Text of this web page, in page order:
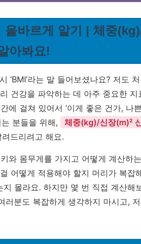
올바르게 알기 | 체중
아봐요!
‘BMI’라는 말 들어보셨나요? 저도
건강을 파악하는 데 아주 중요한
에 걸쳐 있어서 ‘이게 좋은 건가, 나
분들을 위해,
체중(kg)/신장(m)²
드리려고 해요.
와 몸무게를 가지고 어떻게 계산하
어떻게 적용해야 할지 머리가 복잡
지 몰라요. 하지만 몇 번 직접 계산해
러분도 복잡하게 생각하지 마시고,